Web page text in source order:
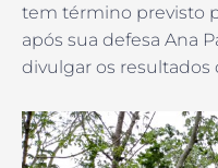
tem término previsto
após sua defesa Ana
divulgar os resultados